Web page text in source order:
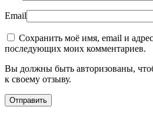
Email
Сохранить моё имя, email и
последующих моих комментариев.
Вы должны быть авторизованы,
к своему отзыву.